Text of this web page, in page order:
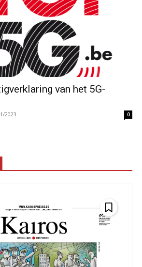
van het 5G-
2023 0